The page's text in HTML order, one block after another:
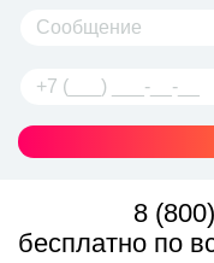
8
бесплатно по